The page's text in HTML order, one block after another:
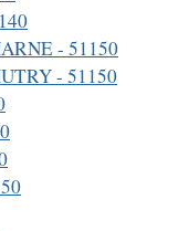
- 51150
- 51150